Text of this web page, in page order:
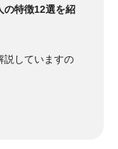
の特徴12選を紹
説していますの